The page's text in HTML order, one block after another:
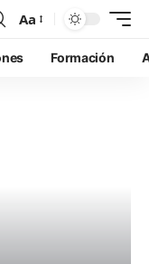
Aa
Formación